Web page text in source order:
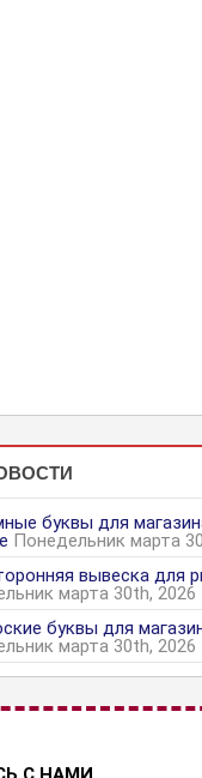
буквы для
Понедельник марта
вывеска для
марта 30th, 2026
буквы для
марта 30th, 2026